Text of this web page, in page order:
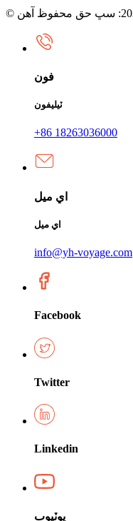
فون
ٽيليفون
+86 18263036000
اي ميل
اي ميل
info@yh-voyage.com
Facebook
Twitter
Linkedin
يوٽيوب